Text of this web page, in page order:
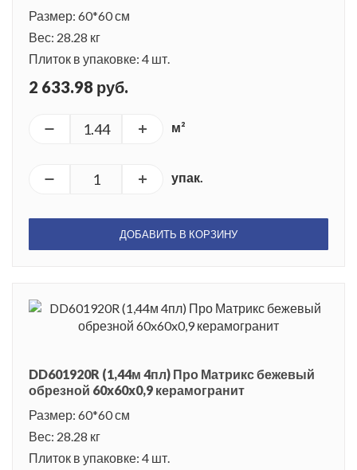
Размер: 60*60 см
Вес: 28.28 кг
Плиток в упаковке: 4 шт.
2 633.98 руб.
м²
упак.
ДОБАВИТЬ В КОРЗИНУ
DD601920R (1,44м 4пл) Про Матрикс бежевый
обрезной 60x60x0,9 керамогранит
Размер: 60*60 см
Вес: 28.28 кг
Плиток в упаковке: 4 шт.